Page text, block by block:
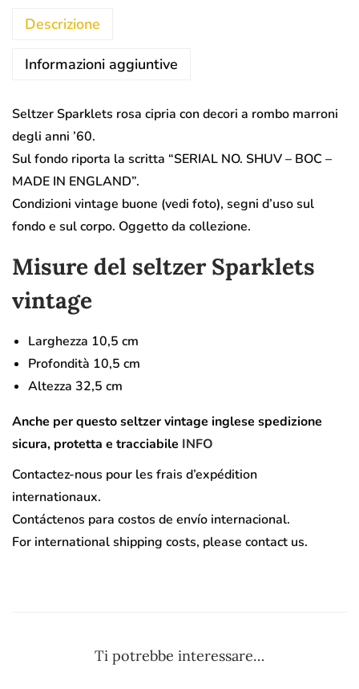
Descrizione
Informazioni aggiuntive
Seltzer Sparklets rosa cipria con decori a rombo marroni
degli anni ’60.
Sul fondo riporta la scritta “SERIAL NO. SHUV – BOC –
MADE IN ENGLAND”.
Condizioni vintage buone (vedi foto), segni d’uso sul
fondo e sul corpo. Oggetto da collezione.
Misure del seltzer Sparklets
vintage
Larghezza 10,5 cm
Profondità 10,5 cm
Altezza 32,5 cm
Anche per questo seltzer vintage inglese spedizione
sicura, protetta e tracciabile INFO
Contactez-nous pour les frais d’expédition
internationaux.
Contáctenos para costos de envío internacional.
For international shipping costs, please contact us.
Ti potrebbe interessare…